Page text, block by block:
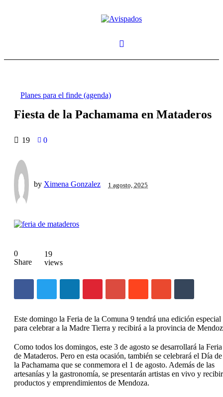
Planes para el finde (agenda)
Fiesta de la Pachamama en Mataderos
19 0
by Ximena Gonzalez 1 agosto, 2025
0
Share
19
views
Este domingo la Feria de la Comuna 9 tendrá una edición especial
para celebrar a la Madre Tierra y recibirá a la provincia de
Como todos los domingos, este 3 de agosto se desarrollará la Feria
de Mataderos. Pero en esta ocasión, también se celebrará el Día de
la Pachamama que se conmemora el 1 de agosto. Además de las
artesanías y la gastronomía, se presentarán artistas en vivo y
productos y emprendimientos de Mendoza.